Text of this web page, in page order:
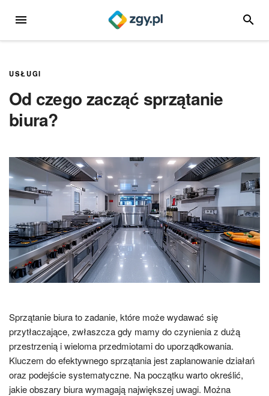
MENU
USŁUGI
Od czego zacząć sprzątanie
biura?
Sprzątanie biura to zadanie, które może wydawać się
przytłaczające, zwłaszcza gdy mamy do czynienia z dużą
przestrzenią i wieloma przedmiotami do uporządkowania.
Kluczem do efektywnego sprzątania jest zaplanowanie działań
oraz podejście systematyczne. Na początku warto określić,
jakie obszary biura wymagają największej uwagi. Można